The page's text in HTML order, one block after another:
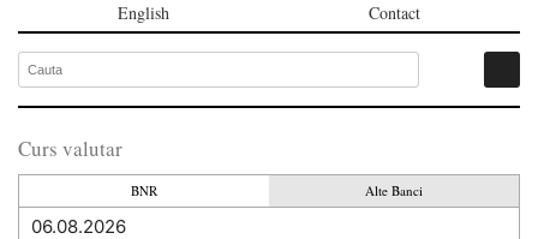
English Contact
Curs valutar
BNR Alte Banci
06.08.2026